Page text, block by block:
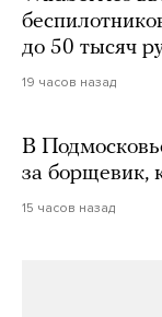
до 50 тысяч
19 часов назад
В
за
15 часов назад